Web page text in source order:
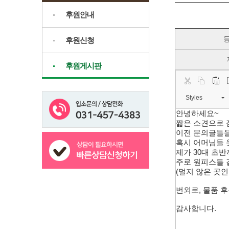
후원안내
후원신청
후원게시판
Styles